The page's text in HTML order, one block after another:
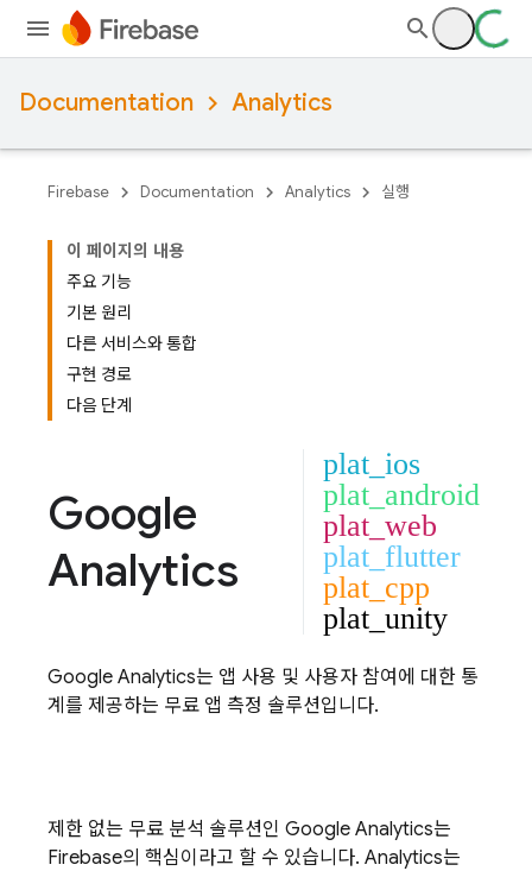
Documentation Analytics
Firebase Documentation Analytics 실행
이 페이지의 내용
주요 기능
기본 원리
다른 서비스와 통합
구현 경로
다음 단계
Google
Analytics
plat_ios
plat_android
plat_web
plat_flutter
plat_cpp
plat_unity
Google Analytics는 앱 사용 및 사용자 참여에 대한 통
계를 제공하는 무료 앱 측정 솔루션입니다.
제한 없는 무료 분석 솔루션인 Google Analytics는
Firebase의 핵심이라고 할 수 있습니다. Analytics는